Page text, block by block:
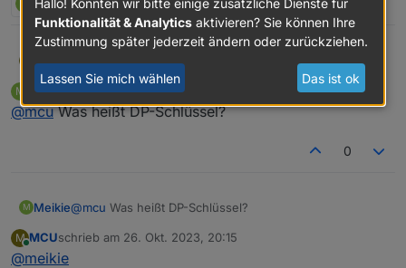
0
MCU
Icon-Stil
M
Offline
Meikieschrieb am26. Okt. 2023, 20:14
@mcuWas heißt DP-Schlüssel?
0
M Meikie@mcu Was heißt DP-Schlüssel?
M
Online
MCUschrieb am 26. Okt. 2023, 20:15
zuletzt editiert von
@meikie
Hallo! Könnten wir bitte einige zusätzliche Dienste für
Funktionalität & Analytics aktivieren? Sie können Ihre
Zustimmung später jederzeit ändern oder zurückziehen.
Lassen Sie mich wählen Das ist ok